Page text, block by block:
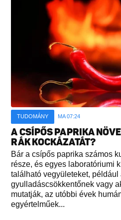
TUDOMÁNY MA 07:24
A CSÍPŐS PAPRIKA
RÁK KOCKÁZATÁT?
Bár a csípős paprika számos
része, és egyes laboratóriumi
található vegyületeket,
gyulladáscsökkentőnek vagy
mutatják, az utóbbi évek
egyértelműek...